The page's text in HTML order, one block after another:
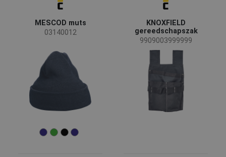
MESCOD muts
03140012
KNOXFIELD
gereedschapszak
9909003999999